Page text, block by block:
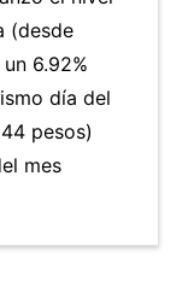
(desde
6.92%
día del
pesos)
mes